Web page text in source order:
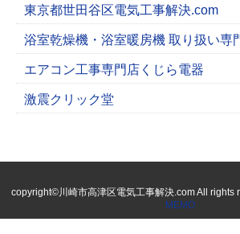
東京都世田谷区電気工事解決.com
浴室乾燥機・浴室暖房機 取り扱い専
エアコン工事専門店くじら電器
激震クリック堂
copyright©川崎市高津区電気工事解決.com All
MEMO